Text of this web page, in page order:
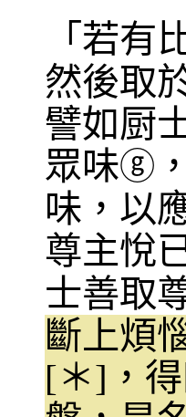
「若有
然後取
譬如厨
眾味ⓖ
味，以
尊主悅
士善取
斷上煩
[＊]，